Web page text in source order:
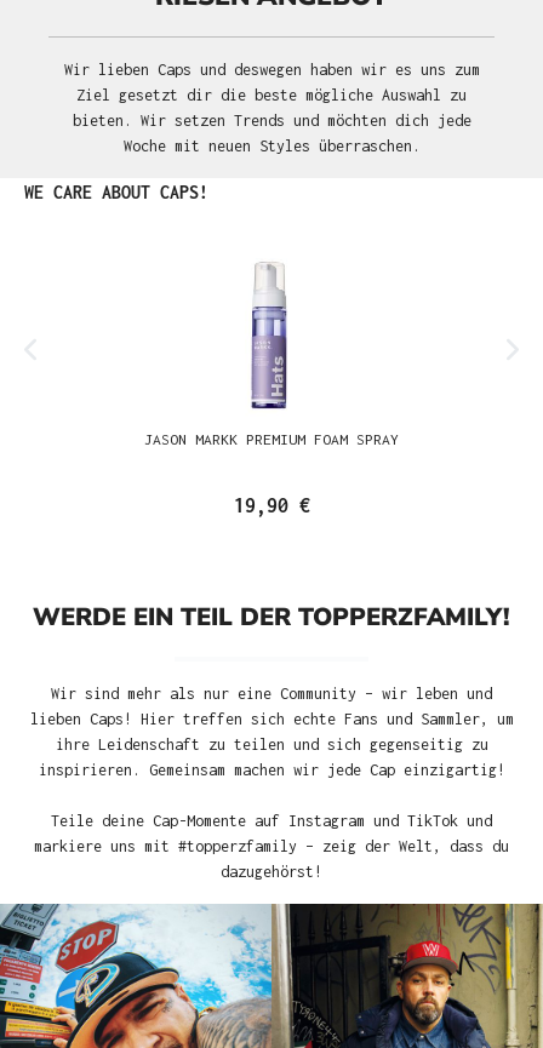
Wir lieben Caps und deswegen haben wir es uns zum
Ziel gesetzt dir die beste mögliche Auswahl zu
bieten. Wir setzen Trends und möchten dich jede
Woche mit neuen Styles überraschen.
Produktgalerie überspringen
WE CARE ABOUT CAPS!
JASON MARKK PREMIUM FOAM SPRAY
19,90 €
WERDE EIN TEIL DER TOPPERZFAMILY!
Wir sind mehr als nur eine Community – wir leben und
lieben Caps! Hier treffen sich echte Fans und Sammler, um
ihre Leidenschaft zu teilen und sich gegenseitig zu
inspirieren. Gemeinsam machen wir jede Cap einzigartig!
Teile deine Cap-Momente auf Instagram und TikTok und
markiere uns mit #topperzfamily – zeig der Welt, dass du
dazugehörst!